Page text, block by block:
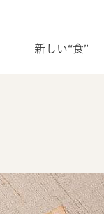
新しい“食”